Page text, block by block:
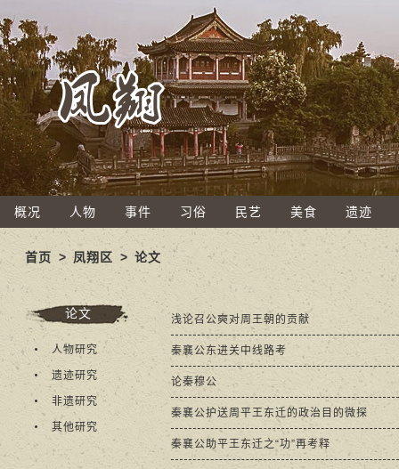
概况 人物 事件 习俗 民艺 美食 遗迹
首页 >凤翔区 > 论文
论文
人物研究
遗迹研究
非遗研究
其他研究
浅论召公奭对周王朝的贡献
秦襄公东进关中线路考
论秦穆公
秦襄公护送周平王东迁的政治目的微探
秦襄公助平王东迁之“功”再考释